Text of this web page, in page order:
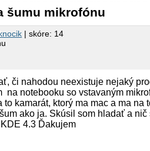
šumu mikrofónu
| skóre: 14
či nahodou neexistuje nejaký
na notebooku so vstavaným
kamarát, ktorý ma mac a ma
ako ja. Skúsil som hladať a
4.3 Ďakujem